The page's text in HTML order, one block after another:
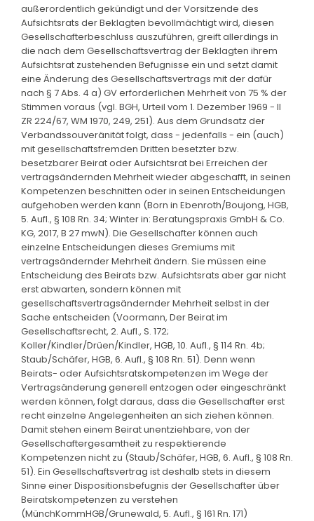
außerordentlich gekündigt und der Vorsitzende des
Aufsichtsrats der Beklagten bevollmächtigt wird, diesen
Gesellschafterbeschluss auszuführen, greift allerdings in
die nach dem Gesellschaftsvertrag der Beklagten ihrem
Aufsichtsrat zustehenden Befugnisse ein und setzt damit
eine Änderung des Gesellschaftsvertrags mit der dafür
nach § 7 Abs. 4 a) GV erforderlichen Mehrheit von 75 % der
Stimmen voraus (vgl. BGH, Urteil vom 1. Dezember 1969 - II
ZR 224/67, WM 1970, 249, 251). Aus dem Grundsatz der
Verbandssouveränität folgt, dass - jedenfalls - ein (auch)
mit gesellschaftsfremden Dritten besetzter bzw.
besetzbarer Beirat oder Aufsichtsrat bei Erreichen der
vertragsändernden Mehrheit wieder abgeschafft, in seinen
Kompetenzen beschnitten oder in seinen Entscheidungen
aufgehoben werden kann (Born in Ebenroth/Boujong, HGB,
5. Aufl., § 108 Rn. 34; Winter in: Beratungspraxis GmbH & Co.
KG, 2017, B 27 mwN). Die Gesellschafter können auch
einzelne Entscheidungen dieses Gremiums mit
vertragsändernder Mehrheit ändern. Sie müssen eine
Entscheidung des Beirats bzw. Aufsichtsrats aber gar nicht
erst abwarten, sondern können mit
gesellschaftsvertragsändernder Mehrheit selbst in der
Sache entscheiden (Voormann, Der Beirat im
Gesellschaftsrecht, 2. Aufl., S. 172;
Koller/Kindler/Drüen/Kindler, HGB, 10. Aufl., § 114 Rn. 4b;
Staub/Schäfer, HGB, 6. Aufl., § 108 Rn. 51). Denn wenn
Beirats- oder Aufsichtsratskompetenzen im Wege der
Vertragsänderung generell entzogen oder eingeschränkt
werden können, folgt daraus, dass die Gesellschafter erst
recht einzelne Angelegenheiten an sich ziehen können.
Damit stehen einem Beirat unentziehbare, von der
Gesellschaftergesamtheit zu respektierende
Kompetenzen nicht zu (Staub/Schäfer, HGB, 6. Aufl., § 108 Rn.
51). Ein Gesellschaftsvertrag ist deshalb stets in diesem
Sinne einer Dispositionsbefugnis der Gesellschafter über
Beiratskompetenzen zu verstehen
(MünchKommHGB/Grunewald, 5. Aufl., § 161 Rn. 171)